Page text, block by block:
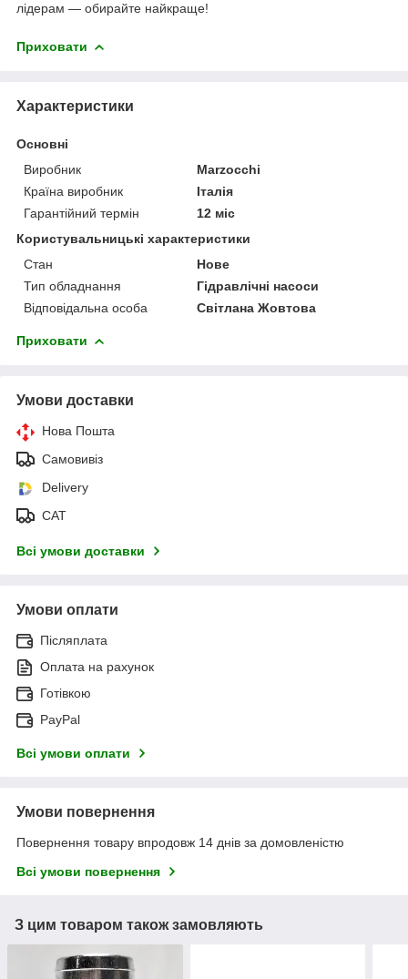
лідерам — обирайте найкраще!
Приховати
Характеристики
Основні
Виробник
Marzocchi
Країна виробник
Італія
Гарантійний термін
12 міс
Користувальницькі характеристики
Стан
Нове
Тип обладнання
Гідравлічні насоси
Відповідальна особа
Світлана Жовтова
Приховати
Умови доставки
Нова Пошта
Самовивіз
Delivery
САТ
Всі умови доставки
Умови оплати
Післяплата
Оплата на рахунок
Готівкою
PayPal
Всі умови оплати
Умови повернення
Повернення товару впродовж 14 днів за домовленістю
Всі умови повернення
З цим товаром також замовляють